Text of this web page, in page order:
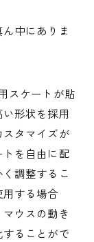
中にありま
スケートが貼
形状を採用
タマイズが
を自由に配
調整するこ
する場合
ウスの動き
ることがで